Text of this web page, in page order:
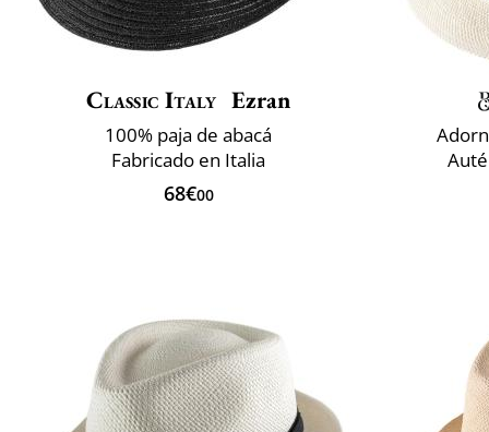
Classic Italy Ezran
100% paja de abacá
Fabricado en Italia
68€00